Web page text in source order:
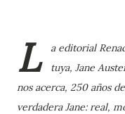
L
a editorial
tuya, Jane
nos acerca, 250 años
verdadera Jane: real,